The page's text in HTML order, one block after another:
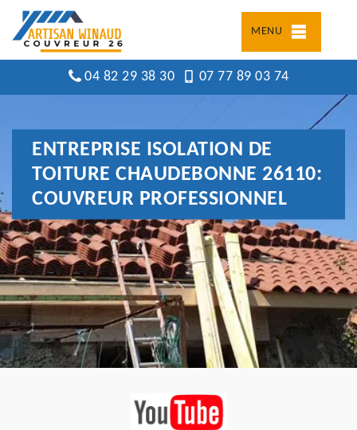
MENU
04 82 29 38 30 07 77 89 03 74
ENTREPRISE ISOLATION DE
TOITURE CHAUDEBONNE 26110:
COUVREUR PROFESSIONNEL